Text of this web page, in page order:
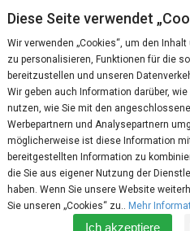
Palette von hochwertigen
dem Gebiet der Polygraphie,
völlig geschlossenen Zyklus
von der kreativen Konzeption
fertigten Produkt.
Diese Seite verwendet
Wir verwenden „Cookies“, um den
zu personalisieren, Funktionen für die
bereitzustellen und unseren
Wir geben auch Information darüber,
nutzen, wie Sie mit den
Werbepartnern und Analysepartnern
möglicherweise ist diese Information
bereitgestellten Information zu
die Sie aus eigener Nutzung der
haben. Wenn Sie unsere Website
Sie unseren „Cookies“ zu.. Mehr
Ich akzeptiere